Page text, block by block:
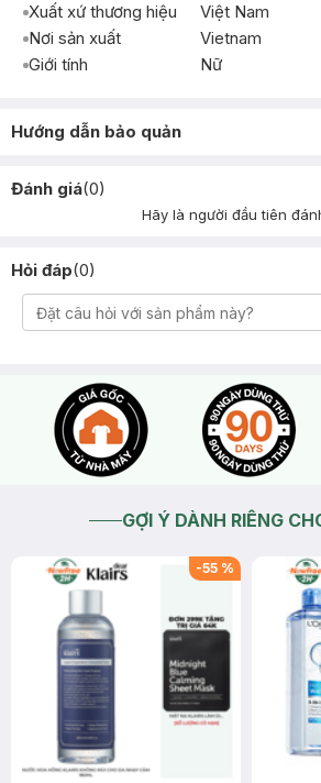
Xuất xứ thương hiệu
Việt Nam
Nơi sản xuất
Vietnam
Giới tính
Nữ
Hướng dẫn bảo quản
Đánh giá(0)
Hãy là người đầu tiên
Hỏi đáp(0)
GỢI Ý DÀNH RIÊNG
-55 %